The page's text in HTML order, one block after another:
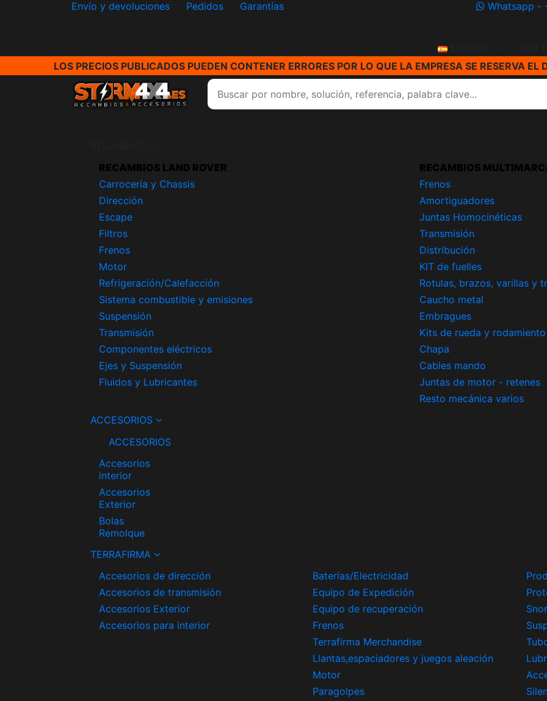
Envío y devoluciones Pedidos Garantías Whatsapp -
Español
LOS PRECIOS PUBLICADOS PUEDEN CONTENER ERRORES POR LO QUE LA EMPRESA SE RESERVA
RECAMBIOS LAND ROVER
Carrocería y Chassis
Dirección
Escape
Filtros
Frenos
Motor
Refrigeración/Calefacción
Sistema combustible y emisiones
Suspensión
Transmisión
Componentes eléctricos
Ejes y Suspensión
Fluidos y Lubricantes
RECAMBIOS
Frenos
Amortiguadores
Juntas Homocinéticas
Transmisión
Distribución
KIT de fuelles
Rotulas, brazos, varillas y
Caucho metal
Embragues
Kits de rueda y rodamiento
Chapa
Cables mando
Juntas de motor - retenes
Resto mecánica varios
ACCESORIOS
ACCESORIOS
Accesorios
interior
Accesorios
Exterior
Bolas
Remolque
TERRAFIRMA
Accesorios de dirección
Accesorios de transmisión
Accesorios Exterior
Accesorios para interior
Baterías/Electricidad
Equipo de Expedición
Equipo de recuperación
Frenos
Terrafirma Merchandise
Llantas,espaciadores y juegos aleación
Motor
Paragolpes